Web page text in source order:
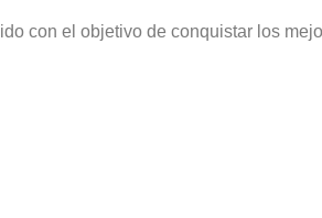
con el objetivo de conquistar los